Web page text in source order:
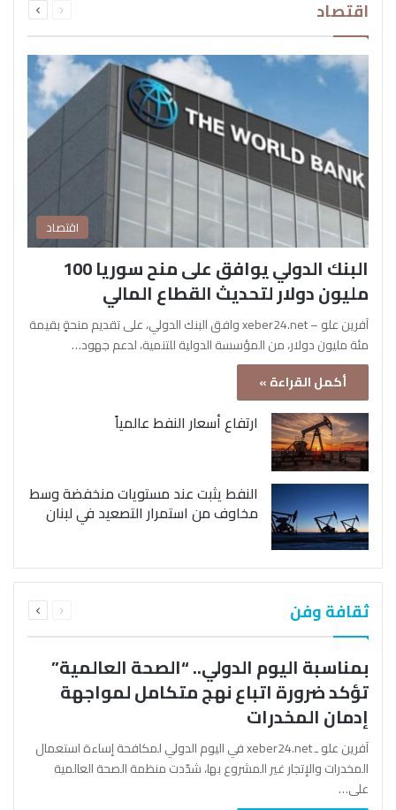
اقتصاد الصفحةالصفحة
اقتصاد
البنك الدولي يوافق على منح سوريا 100
مليون دولار لتحديث القطاع المالي
آفرين علو – xeber24.net وافق البنك الدولي، على تقديم منحةٍ بقيمة
مئة مليون دولار، من المؤسسة الدولية للتنمية، لدعم جهود…
أكمل القراءة »
ارتفاع أسعار النفط عالمياً
النفط يثبت عند مستويات منخفضة وسط
مخاوف من استمرار التصعيد في لبنان
ثقافة وفن الصفحةالصفحة
بمناسبة اليوم الدولي.. “الصحة العالمية”
تؤكد ضرورة اتباع نهج متكامل لمواجهة
إدمان المخدرات
آفرين علو ـ xeber24.net في اليوم الدولي لمكافحة إساءة استعمال
المخدرات والإتجار غير المشروع بها، شدّدت منظمة الصحة العالمية
على…